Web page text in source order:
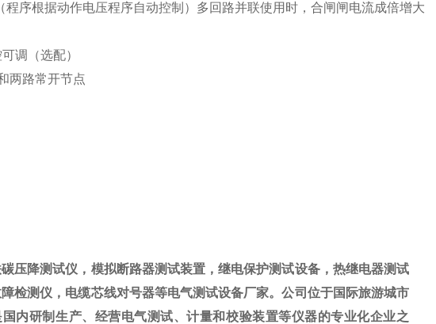
（程序根据动作电压程序自动控制）多回路并联使用时，合闸闸电流成倍增大
调（选配）
两路常开节点
压降测试仪，模拟断路器测试装置，继电保护测试设备，热继电器测试
检测仪，电缆芯线对号器等电气测试设备厂家。公司位于国际旅游城市
研制生产、经营电气测试、计量和校验装置等仪器的专业化企业之